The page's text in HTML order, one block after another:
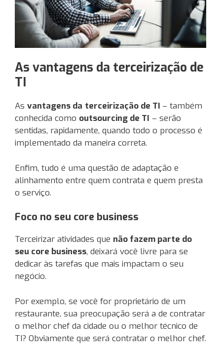
As vantagens da terceirização de
TI
As vantagens da terceirização de TI – também
conhecida como outsourcing de TI – serão
sentidas, rapidamente, quando todo o processo é
implementado da maneira correta.
Enfim, tudo é uma questão de adaptação e
alinhamento entre quem contrata e quem presta
o serviço.
Foco no seu core business
Terceirizar atividades que não fazem parte do
seu core business, deixará você livre para se
dedicar às tarefas que mais impactam o seu
negócio.
Por exemplo, se você for proprietário de um
restaurante, sua preocupação será a de contratar
o melhor chef da cidade ou o melhor técnico de
TI? Obviamente que será contratar o melhor chef.